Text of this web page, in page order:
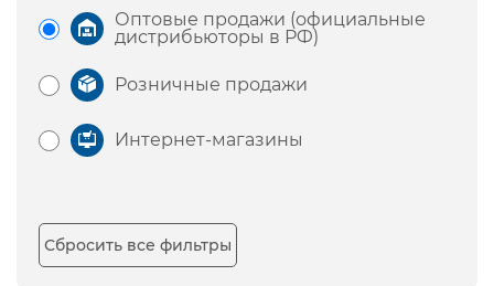
Оптовые продажи (официальные
дистрибьюторы в РФ)
Розничные продажи
Интернет-магазины
Сбросить все фильтры